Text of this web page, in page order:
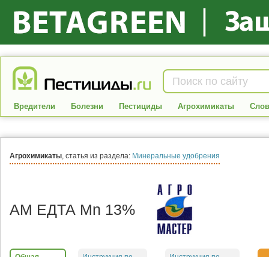
Вредители Болезни Пестициды Агрохимикаты
Агрохимикаты, статья из раздела: Минеральные удобрения
АМ EДТА Mn 13%